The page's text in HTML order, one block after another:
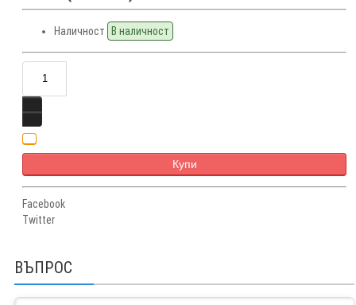
Наличност В наличност
Купи
Facebook
Twitter
ВЪПРОС